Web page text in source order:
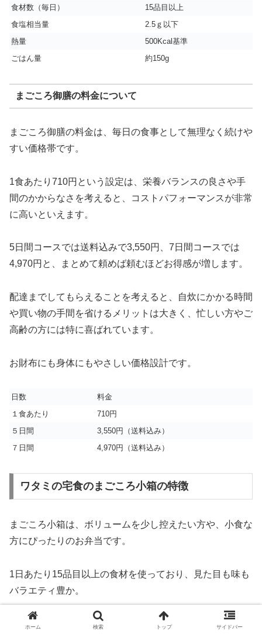
食材数（毎日）
15品目以上
食塩相当量
2.5ｇ以下
熱量
500Kcal基準
ごはん量
約150g
まごころ御膳の料金について
まごころ御膳の料金は、毎日の食事として無理なく続けや
すい価格帯です。
1食あたり710円という設定は、栄養バランスの良さや手
間のかからなさを考えると、コストパフォーマンスが非常
に高いといえます。
5日間コースでは送料込みで3,550円、7日間コースでは
4,970円と、まとめて頼めば頼むほどお得感が増します。
配達までしてもらえることを考えると、自炊にかかる時間
や買い物の手間を省けるメリットは大きく、忙しい方やご
高齢の方には特に喜ばれています。
お財布にも身体にもやさしい価格設計です。
日数
料金
１食あたり
710円
５日間
3,550円（送料込み）
７日間
4,970円（送料込み）
ワタミの宅食のまごころ小箱の特徴
まごころ小箱は、ボリュームを少し控えたい方や、小食な
方にぴったりのお弁当です。
1日あたり15品目以上の食材を使っており、見た目も味も
バラエティ豊か。
食塩相当量は2.0g以下、カロリーも350Kcalを基準として
ホーム 検索 トップ サイドバー